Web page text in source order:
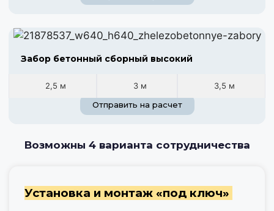
Забор бетонный сборный высокий
2,5 м 3 м
3,5 м
Отправить на расчет
Возможны 4 варианта сотрудничества
Установка и монтаж «под ключ»